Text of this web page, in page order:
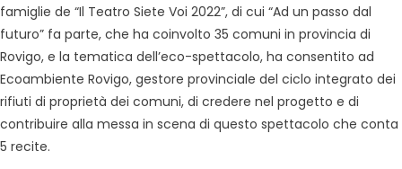
famiglie de “Il Teatro Siete Voi 2022”, di cui “Ad un passo dal
futuro” fa parte, che ha coinvolto 35 comuni in provincia di
Rovigo, e la tematica dell’eco-spettacolo, ha consentito ad
Ecoambiente Rovigo, gestore provinciale del ciclo integrato dei
rifiuti di proprietà dei comuni, di credere nel progetto e di
contribuire alla messa in scena di questo spettacolo che conta
5 recite.